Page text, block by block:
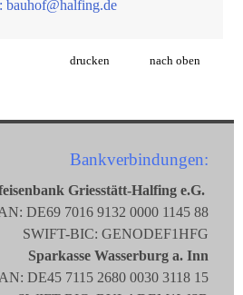
drucken nach oben
Bankverbindungen:
Griesstätt-Halfing e.G.
DE69 7016 9132 0000 1145 88
SWIFT-BIC: GENODEF1HFG
Sparkasse Wasserburg a. Inn
DE45 7115 2680 0030 3118 15